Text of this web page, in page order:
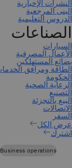
اشترك
Business operations